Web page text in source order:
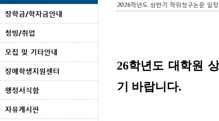
장학금/학자금안내
청빙/취업
모집 및 기타안내
장애학생지원센터
행정서식함
자유게시판
2026학년도 상반기 학위청구논문 일
26학년도 대학원
기 바랍니다.